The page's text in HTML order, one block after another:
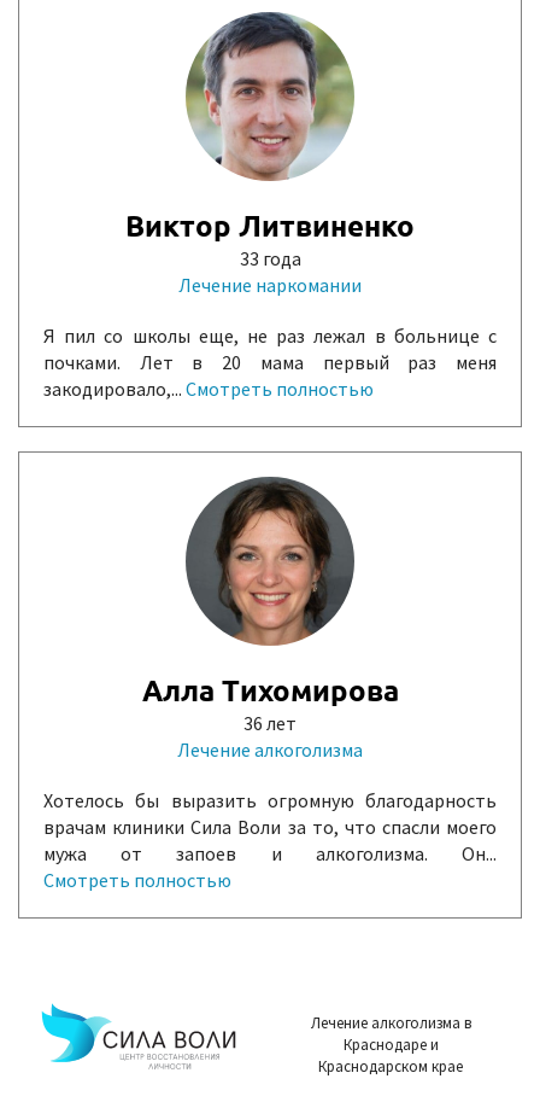
Виктор Литвиненко
33 года
Лечение наркомании
Я пил со школы еще, не раз лежал в больнице с
почками. Лет в 20 мама первый раз меня
закодировало,... Смотреть полностью
Алла Тихомирова
36 лет
Лечение алкоголизма
Хотелось бы выразить огромную благодарность
врачам клиники Сила Воли за то, что спасли моего
мужа от запоев и алкоголизма. Он...
Смотреть полностью
Лечение алкоголизма в
Краснодаре и
Краснодарском крае